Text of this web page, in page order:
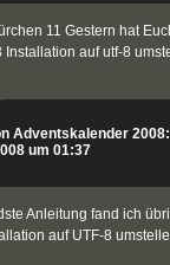
11 Gestern hat
Installation auf utf-8
Adventskalender
um 01:37
Anleitung fand ich
auf UTF-8